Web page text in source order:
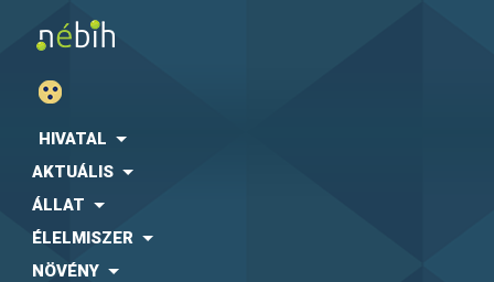
HIVATAL
AKTUÁLIS
ÁLLAT
ÉLELMISZER
NÖVÉNY